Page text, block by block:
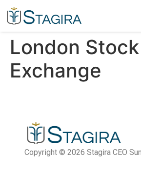
London Stock
Exchange​
Copyright © 2026 Stagira CEO